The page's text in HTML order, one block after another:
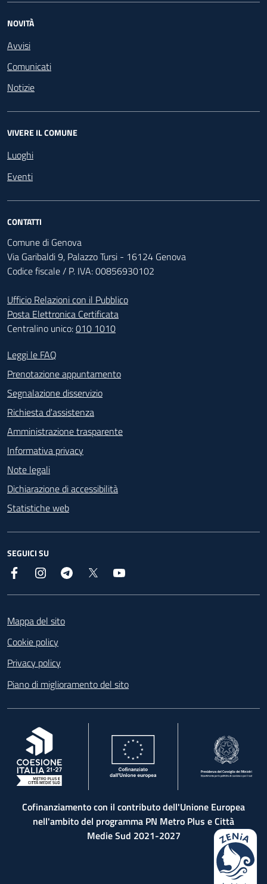
NOVITÀ
Avvisi
Comunicati
Notizie
VIVERE IL COMUNE
Luoghi
Eventi
CONTATTI
Comune di Genova
Via Garibaldi 9, Palazzo Tursi - 16124 Genova
Codice fiscale / P. IVA: 00856930102
Ufficio Relazioni con il Pubblico
Posta Elettronica Certificata
Centralino unico:010 1010
Footer - Contatti
Leggi le FAQ
Prenotazione appuntamento
Segnalazione disservizio
Richiesta d'assistenza
Amministrazione trasparente
Informativa privacy
Note legali
Dichiarazione di accessibilità
Statistiche web
SEGUICI SU
Facebook InstagramTelegram
Mappa del sito
Cookie policy
Privacy policy
Piano di miglioramento del sito
, apre in una nuova scheda
Cofinanziamento con il contributo dell'Unione Europea
nell'ambito del programma PN Metro Plus e Città
Medie Sud 2021-2027